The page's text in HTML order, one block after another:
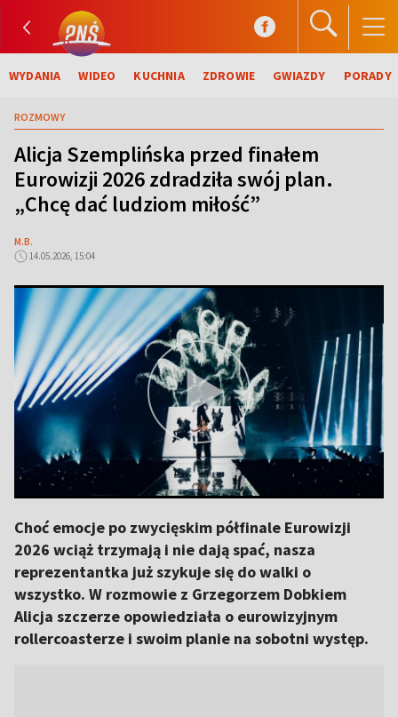
WYDANIA WIDEO KUCHNIA ZDROWIE GWIAZDY PORADY
ROZMOWY
Alicja Szemplińska przed finałem
Eurowizji 2026 zdradziła swój plan.
„Chcę dać ludziom miłość”
M.B.
14.05.2026, 15:04
Choć emocje po zwycięskim półfinale Eurowizji
2026 wciąż trzymają i nie dają spać, nasza
reprezentantka już szykuje się do walki o
wszystko. W rozmowie z Grzegorzem Dobkiem
Alicja szczerze opowiedziała o eurowizyjnym
rollercoasterze i swoim planie na sobotni występ.